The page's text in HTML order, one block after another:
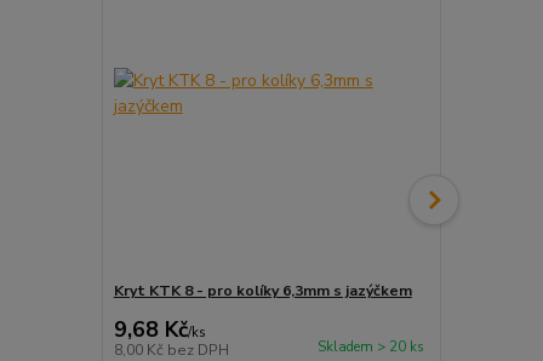
Kryt KTK 8 - pro kolíky 6,3mm s jazýčkem
9,68 Kč/ks
8,00 Kč bez DPH Skladem > 20 ks